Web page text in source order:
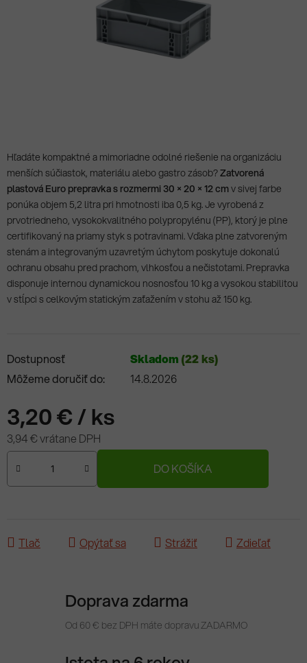
Hľadáte kompaktné a mimoriadne odolné riešenie na organizáciu
menších súčiastok, materiálu alebo gastro zásob?Zatvorená
plastová Euro prepravka s rozmermi 30 × 20 × 12 cmv sivej farbe
ponúka objem 5,2 litra pri hmotnosti iba 0,5 kg. Je vyrobená z
prvotriedneho, vysokokvalitného polypropylénu (PP), ktorý je plne
certifikovaný na priamy styk s potravinami. Vďaka plne zatvoreným
stenám a integrovaným uzavretým úchytom poskytuje dokonalú
ochranu obsahu pred prachom, vlhkosťou a nečistotami. Prepravka
disponuje internou dynamickou nosnosťou 10 kg a vysokou stabilitou
v stĺpci s celkovým statickým zaťažením v stohu až 150 kg.
Dostupnosť Skladom (22 ks)
Môžeme doručiť do:
14.8.2026
3,20 €/ ks
3,94 € vrátane DPH
DO KOŠÍKA
Tlač Opýtať sa Strážiť Zdieľať
Doprava zdarma
Od 60 € bez DPH máte dopravu ZADARMO